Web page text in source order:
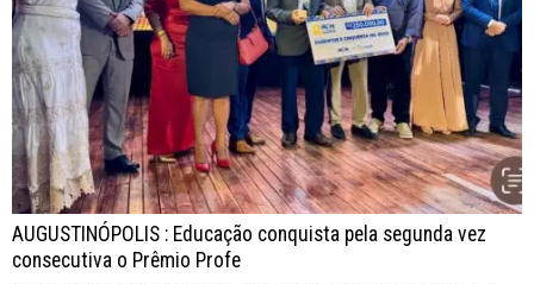
AUGUSTINÓPOLIS : Educação conquista pela segunda vez
consecutiva o Prêmio Profe